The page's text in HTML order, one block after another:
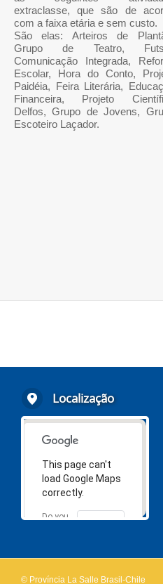
extraclasse, que são de
com a faixa etária e sem custo.
São elas: Arteiros de
Grupo de Teatro,
Comunicação Integrada,
Escolar, Hora do Conto,
Paidéia, Feira Literária,
Financeira, Projeto
Delfos, Grupo de Jovens,
Escoteiro Laçador.
Localização
This page can't
load Google Maps
correctly.
Do you
OK
© Província La Salle Brasil-Chile